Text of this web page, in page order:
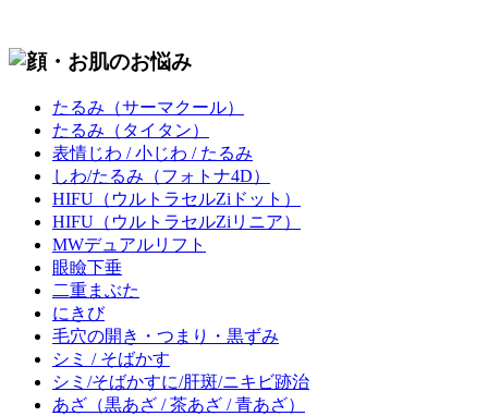
たるみ （サーマクール）
たるみ （タイタン）
表情じわ / 小じわ / たるみ
しわ/たるみ （フォトナ4D）
HIFU （ウルトラセルZiドット）
HIFU （ウルトラセルZiリニア）
MWデュアルリフト
眼瞼下垂
二重まぶた
にきび
毛穴の開き・つまり・黒ずみ
シミ / そばかす
シミ/そばかすに/肝斑/ニキビ跡治
あざ （黒あざ / 茶あざ / 青あざ）